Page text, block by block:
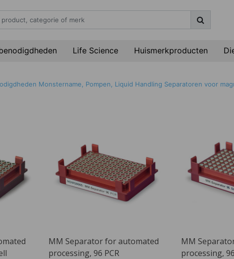
Life Science Huismerkproducten
Monstername, Pompen, Liquid Handling Separatoren voor
MM Separator for automated
processing, 96 PCR
MM
processing,